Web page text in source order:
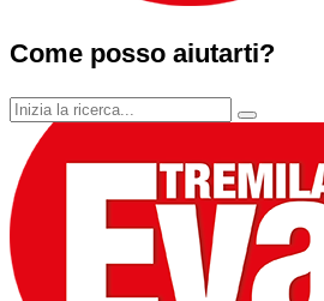
Come posso aiutarti?